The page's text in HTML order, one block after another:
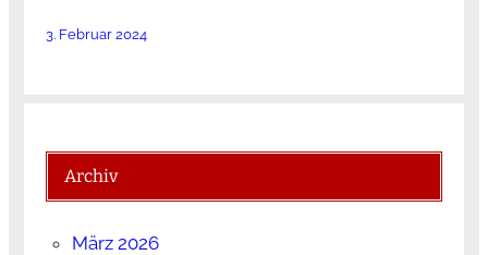
3. Februar 2024
Archiv
März 2026